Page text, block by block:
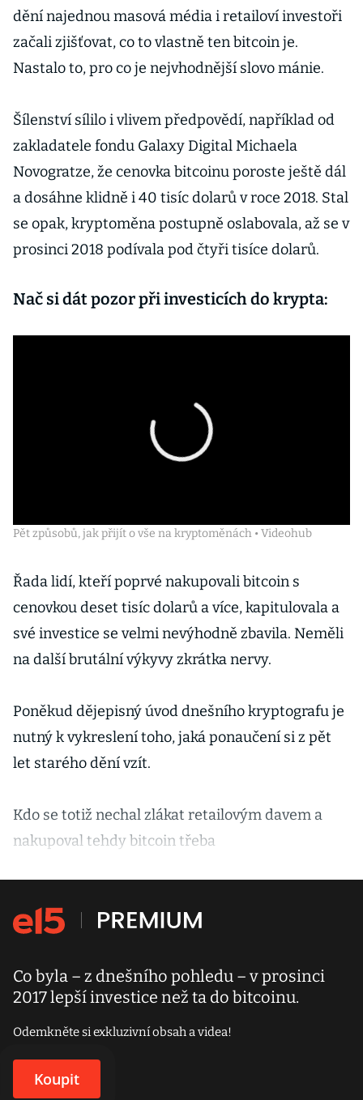
dění najednou masová média i retailoví investoři
začali zjišťovat, co to vlastně ten bitcoin je.
Nastalo to, pro co je nejvhodnější slovo mánie.
Šílenství sílilo i vlivem předpovědí, například od
zakladatele fondu Galaxy Digital Michaela
Novogratze, že cenovka bitcoinu poroste ještě dál
a dosáhne klidně i 40 tisíc dolarů v roce 2018. Stal
se opak, kryptoměna postupně oslabovala, až se v
prosinci 2018 podívala pod čtyři tisíce dolarů.
Nač si dát pozor při investicích do krypta:
Pět způsobů, jak přijít o vše na kryptoměnách • Videohub
Řada lidí, kteří poprvé nakupovali bitcoin s
cenovkou deset tisíc dolarů a více, kapitulovala a
své investice se velmi nevýhodně zbavila. Neměli
na další brutální výkyvy zkrátka nervy.
Poněkud dějepisný úvod dnešního kryptografu je
nutný k vykreslení toho, jaká ponaučení si z pět
let starého dění vzít.
Kdo se totiž nechal zlákat retailovým davem a
nakupoval tehdy bitcoin třeba
Co byla – z dnešního pohledu – v prosinci
2017 lepší investice než ta do bitcoinu.
Odemkněte si exkluzivní obsah a videa!
Koupit